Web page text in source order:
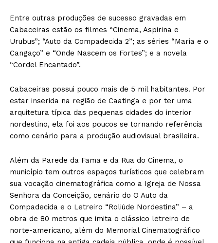
Entre outras produções de sucesso gravadas em
Cabaceiras estão os filmes “Cinema, Aspirina e
Urubus”; “Auto da Compadecida 2”; as séries “Maria e o
Cangaço” e “Onde Nascem os Fortes”; e a novela
“Cordel Encantado”.
Cabaceiras possui pouco mais de 5 mil habitantes. Por
estar inserida na região de Caatinga e por ter uma
arquitetura típica das pequenas cidades do interior
nordestino, ela foi aos poucos se tornando referência
como cenário para a produção audiovisual brasileira.
Além da Parede da Fama e da Rua do Cinema, o
município tem outros espaços turísticos que celebram
sua vocação cinematográfica como a Igreja de Nossa
Senhora da Conceição, cenário do O Auto da
Compadecida e o Letreiro “Roliúde Nordestina” – a
obra de 80 metros que imita o clássico letreiro de
norte-americano, além do Memorial Cinematográfico